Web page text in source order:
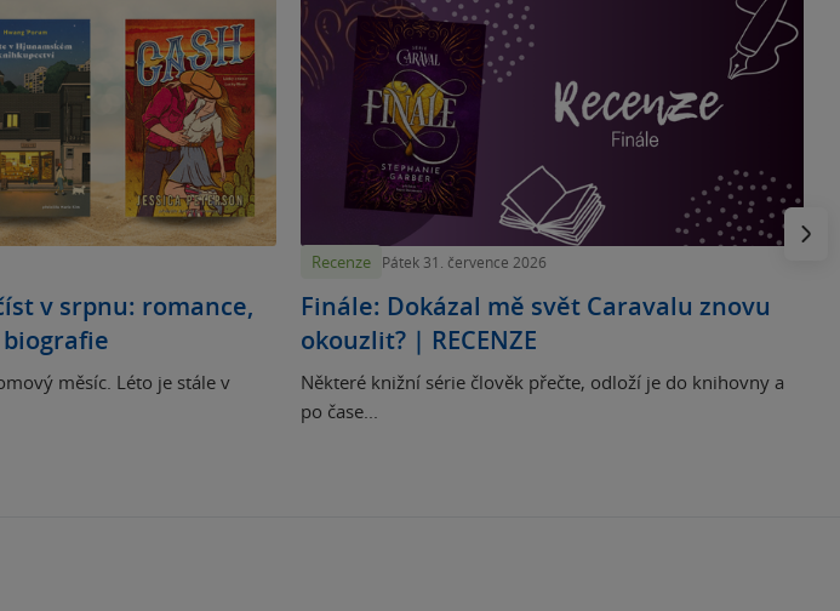
v srpnu: romance,
měsíc. Léto je stále v
Recenze Pátek 31. července 2026
Finále: Dokázal mě svět Caravalu znovu
okouzlit? | RECENZE
Některé knižní série člověk přečte, odloží je do knihovny a
po čase...